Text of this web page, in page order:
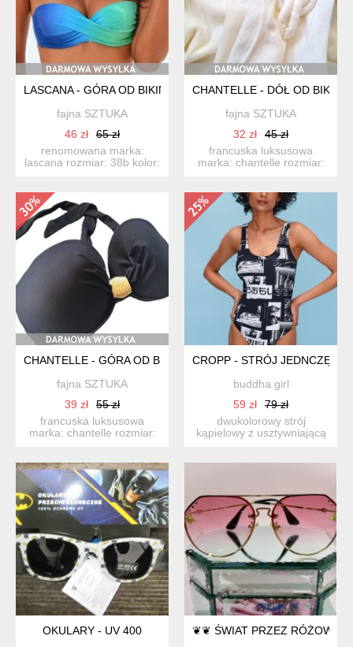
LASCANA - GÓRA OD BIKINI 38B - TURKUS LAZUR OMBRE
fajna SZTUKA
46 zł
65 zł
renomowana marka:
lascana rozmiar: 38b kolor:
CHANTELLE - DÓŁ OD BIKINI
fajna SZTUKA
32 zł
45 zł
francuska luksusowa
marka: chantelle rozmiar:
CHANTELLE - GÓRA OD BIKINI 70B - FRANCUSKI SZYK -
fajna SZTUKA
39 zł
55 zł
francuska luksusowa
marka: chantelle rozmiar:
CROPP - STRÓJ
buddha girl
59 zł
79 zł
dwukolorowy strój
kąpielowy z usztywniającą
OKULARY - UV 400 ❦❦ ŚWIAT PRZEZ RÓŻOWE